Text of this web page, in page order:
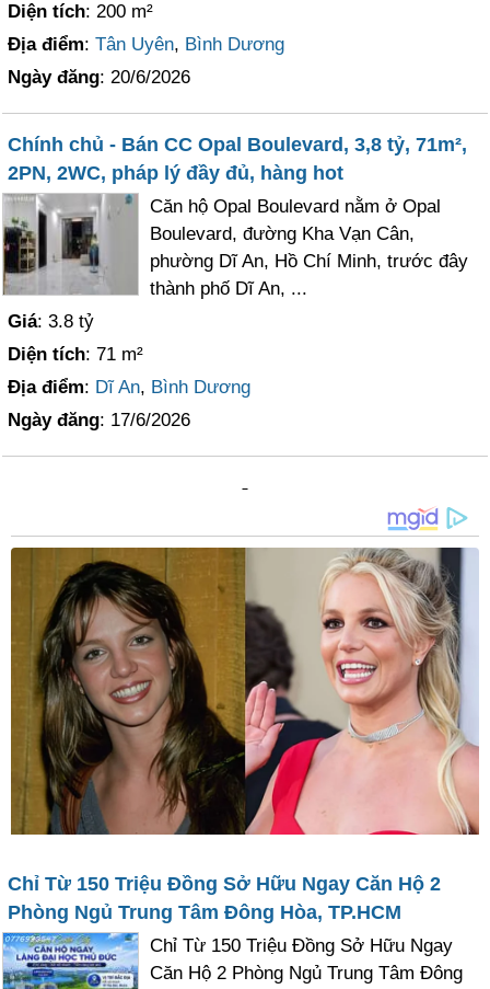
Diện tích: 200 m²
Địa điểm:Tân Uyên, Bình Dương
Ngày đăng: 20/6/2026
Chính chủ - Bán CC Opal Boulevard, 3,8 tỷ, 71m²,
2PN, 2WC, pháp lý đầy đủ, hàng hot
Căn hộ Opal Boulevard nằm ở Opal
Boulevard, đường Kha Vạn Cân,
phường Dĩ An, Hồ Chí Minh, trước đây
thành phố Dĩ An, ...
Giá: 3.8 tỷ
Diện tích: 71 m²
Địa điểm: Dĩ An, Bình Dương
Ngày đăng: 17/6/2026
Chỉ Từ 150 Triệu Đồng Sở Hữu Ngay Căn Hộ 2
Phòng Ngủ Trung Tâm Đông Hòa, TP.HCM
Chỉ Từ 150 Triệu Đồng Sở Hữu Ngay
Căn Hộ 2 Phòng Ngủ Trung Tâm Đông